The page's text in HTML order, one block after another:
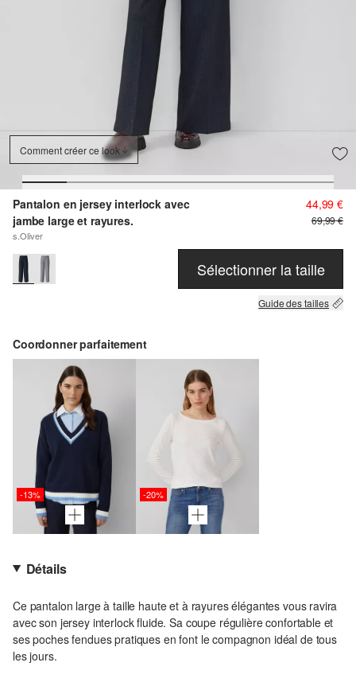
Comment créer ce look
Pantalon en jersey interlock avec
jambe large et rayures.
s.Oliver
44,99 €
69,99 €
Sélectionner la taille
Guide des tailles
Coordonner parfaitement
-13% -20%
Détails
Ce pantalon large à taille haute et à rayures élégantes vous ravira
avec son jersey interlock fluide. Sa coupe régulière confortable et
ses poches fendues pratiques en font le compagnon idéal de tous
les jours.